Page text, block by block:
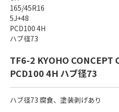
TF6-2 KYOHO
PCD100 4H ハブ径73
ハブ径73 腐食、塗装剥げあり